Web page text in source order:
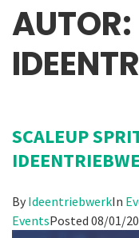
AUTOR:
SCALEUP
By IdeentriebwerkIn
EventsPosted 08/01/